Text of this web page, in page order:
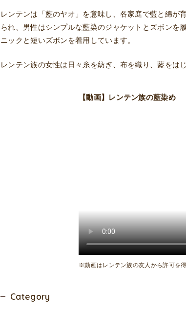
レンテンは「藍のヤオ」を意味し、各家庭で藍と綿
られ、男性はシンプルな藍染のジャケットとズボン
ニックと短いズボンを着用しています。
レンテン族の女性は日々糸を紡ぎ、布を織り、藍を
【動画】レンテン族の藍染め
※動画はレンテン族の友人から許可を
Category